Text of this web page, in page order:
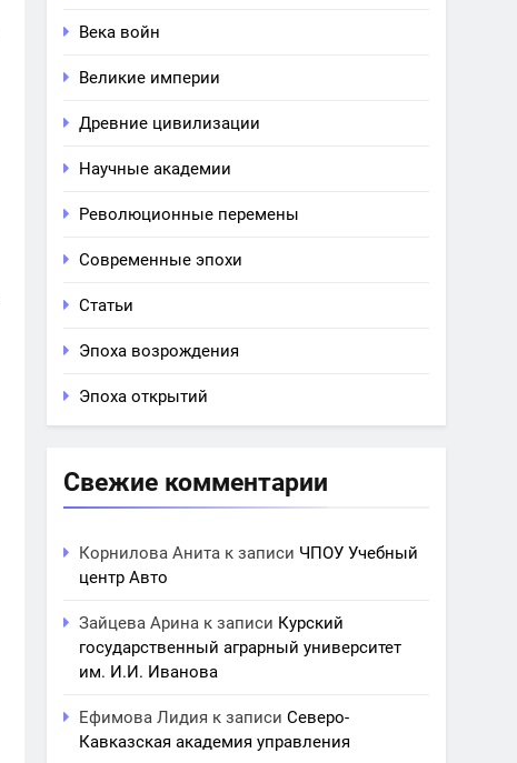
Века войн
Великие империи
Древние цивилизации
Научные академии
Революционные перемены
Современные эпохи
Статьи
Эпоха возрождения
Эпоха открытий
Свежие комментарии
Корнилова Анита к записи ЧПОУ Учебный
центр Авто
Зайцева Арина к записи Курский
государственный аграрный университет
им. И.И. Иванова
Ефимова Лидия к записиСеверо-
Кавказская академия управления